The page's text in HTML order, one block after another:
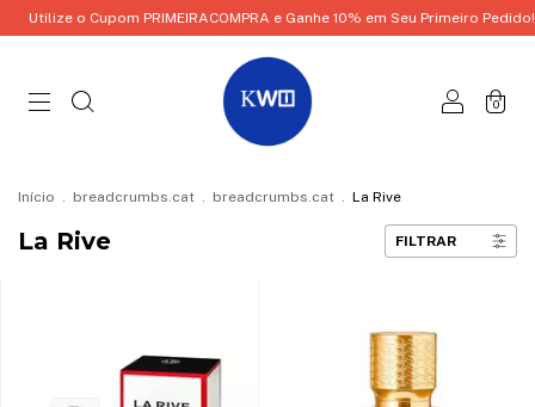
o Cupom PRIMEIRACOMPRA e Ganhe 10% em Seu Primeiro Pedido!
0
Início . breadcrumbs.cat . breadcrumbs.cat . La Rive
La Rive FILTRAR